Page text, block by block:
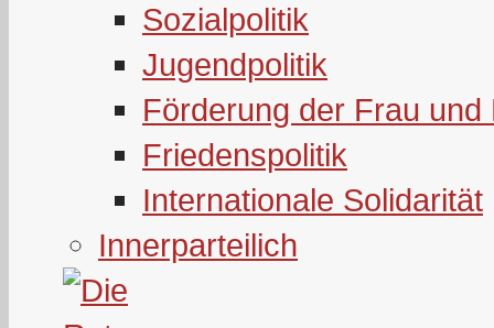
Sozialpolitik
Jugendpolitik
Förderung der Frau und
Friedenspolitik
Internationale Solidarität
Innerparteilich